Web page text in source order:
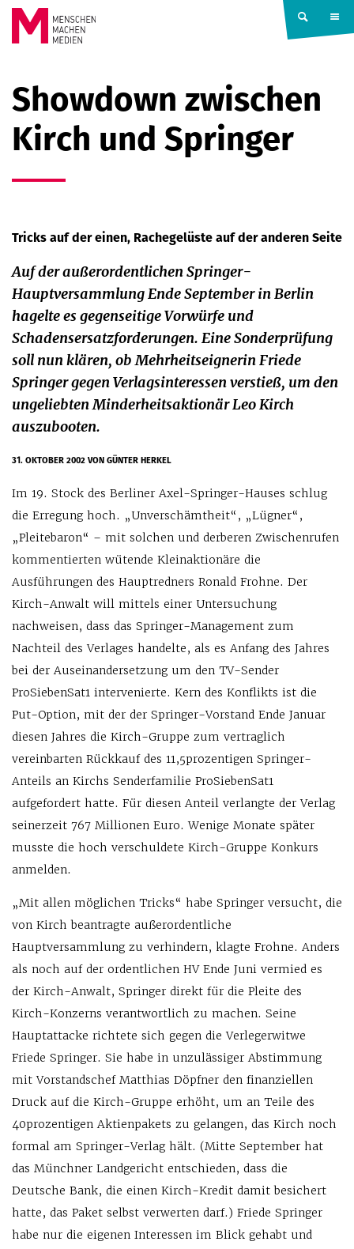
Springe zum Inhalt
MACHEN
MEDIEN
Showdown zwischen
Kirch und Springer
Tricks auf der einen, Rachegelüste auf der anderen Seite
Auf der außerordentlichen Springer-
Hauptversammlung Ende September in Berlin
hagelte es gegenseitige Vorwürfe und
Schadensersatzforderungen. Eine Sonderprüfung
soll nun klären, ob Mehrheitseignerin Friede
Springer gegen Verlagsinteressen verstieß, um den
ungeliebten Minderheitsaktionär Leo Kirch
auszubooten.
31. OKTOBER 2002VON GÜNTER HERKEL
Im 19. Stock des Berliner Axel-Springer-Hauses schlug
die Erregung hoch. „Unverschämtheit“, „Lügner“,
„Pleitebaron“ – mit solchen und derberen Zwischenrufen
kommentierten wütende Kleinaktionäre die
Ausführungen des Hauptredners Ronald Frohne. Der
Kirch-Anwalt will mittels einer Untersuchung
nachweisen, dass das Springer-Management zum
Nachteil des Verlages handelte, als es Anfang des Jahres
bei der Auseinandersetzung um den TV-Sender
ProSiebenSat1 intervenierte. Kern des Konflikts ist die
Put-Option, mit der der Springer-Vorstand Ende Januar
diesen Jahres die Kirch-Gruppe zum vertraglich
vereinbarten Rückkauf des 11,5prozentigen Springer-
Anteils an Kirchs Senderfamilie ProSiebenSat1
aufgefordert hatte. Für diesen Anteil verlangte der Verlag
seinerzeit 767 Millionen Euro. Wenige Monate später
musste die hoch verschuldete Kirch-Gruppe Konkurs
anmelden.
„Mit allen möglichen Tricks“ habe Springer versucht, die
von Kirch beantragte außerordentliche
Hauptversammlung zu verhindern, klagte Frohne. Anders
als noch auf der ordentlichen HV Ende Juni vermied es
der Kirch-Anwalt, Springer direkt für die Pleite des
Kirch-Konzerns verantwortlich zu machen. Seine
Hauptattacke richtete sich gegen die Verlegerwitwe
Friede Springer. Sie habe in unzulässiger Abstimmung
mit Vorstandschef Matthias Döpfner den finanziellen
Druck auf die Kirch-Gruppe erhöht, um an Teile des
40prozentigen Aktienpakets zu gelangen, das Kirch noch
formal am Springer-Verlag hält. (Mitte September hat
das Münchner Landgericht entschieden, dass die
Deutsche Bank, die einen Kirch-Kredit damit besichert
hatte, das Paket selbst verwerten darf.) Friede Springer
habe nur die eigenen Interessen im Blick gehabt und